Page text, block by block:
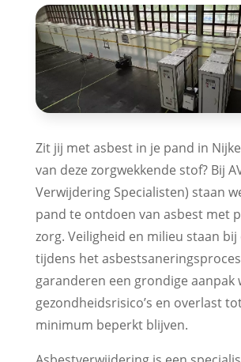
Zit jij met asbest in je pand in
van deze zorgwekkende stof? Bij
Verwijdering Specialisten) staan
pand te ontdoen van asbest met
zorg. Veiligheid en milieu staan
tijdens het
garanderen een grondige aanpak
gezondheidsrisico’s en overlast
minimum beperkt blijven.